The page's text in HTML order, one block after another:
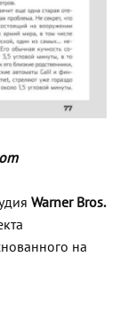
Warner Bros.
на